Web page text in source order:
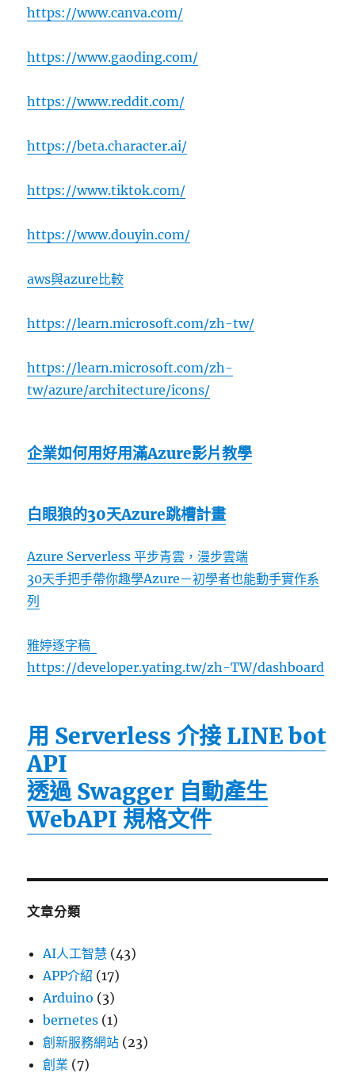
https://www.canva.com/
https://www.gaoding.com/
https://www.reddit.com/
https://beta.character.ai/
https://www.tiktok.com/
https://www.douyin.com/
aws與azure比較
https://learn.microsoft.com/zh-tw/
https://learn.microsoft.com/zh-
tw/azure/architecture/icons/
企業如何用好用滿Azure影片教學
白眼狼的30天Azure跳槽計畫
Azure Serverless 平步青雲，漫步雲端
30天手把手帶你趣學Azure－初學者也能動手實作系
列
雅婷逐字稿
https://developer.yating.tw/zh-TW/dashboard
用 Serverless 介接 LINE bot
API
透過 Swagger 自動產生
WebAPI 規格文件
文章分類
AI人工智慧 (43)
APP介紹 (17)
Arduino (3)
bernetes (1)
創新服務網站 (23)
創業 (7)